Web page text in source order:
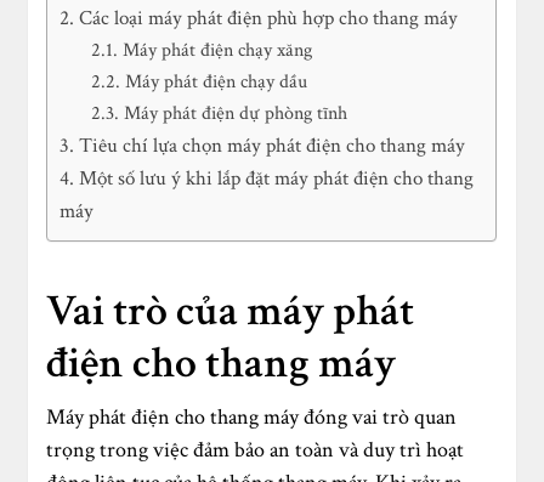
Các loại máy phát điện phù hợp cho thang máy
Máy phát điện chạy xăng
Máy phát điện chạy dầu
Máy phát điện dự phòng tĩnh
Tiêu chí lựa chọn máy phát điện cho thang máy
Một số lưu ý khi lắp đặt máy phát điện cho thang
máy
Vai trò của máy phát
điện cho thang máy
Máy phát điện cho thang máy đóng vai trò quan
trọng trong việc đảm bảo an toàn và duy trì hoạt